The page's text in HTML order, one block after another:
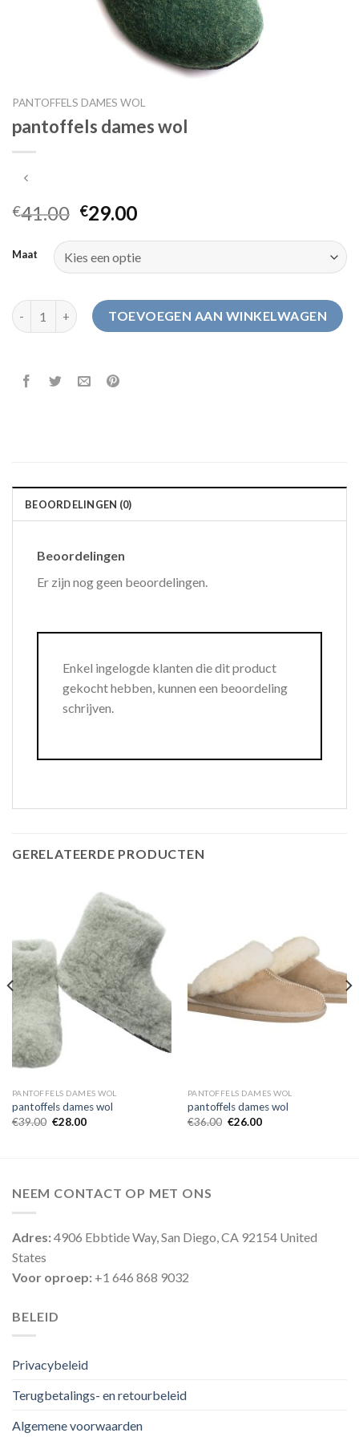
PANTOFFELS DAMES WOL
pantoffels dames wol
€41.00 €29.00
Maat
pantoffels dames wol aantalTOEVOEGEN AAN WINKELWAGEN
BEOORDELINGEN (0)
Beoordelingen
Er zijn nog geen beoordelingen.
Enkel ingelogde klanten die dit product
gekocht hebben, kunnen een beoordeling
schrijven.
GERELATEERDE PRODUCTEN
PANTOFFELS DAMES WOL
pantoffels dames wol
€39.00 €28.00
PANTOFFELS DAMES WOL
pantoffels dames wol
€36.00 €26.00
NEEM CONTACT OP MET ONS
Adres:4906 Ebbtide Way, San Diego, CA 92154 United
States
Voor oproep: +1 646 868 9032
BELEID
Privacybeleid
Terugbetalings- en retourbeleid
Algemene voorwaarden